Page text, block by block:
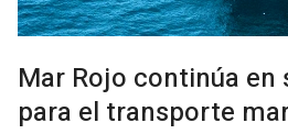
Mar Rojo continúa
para el transporte